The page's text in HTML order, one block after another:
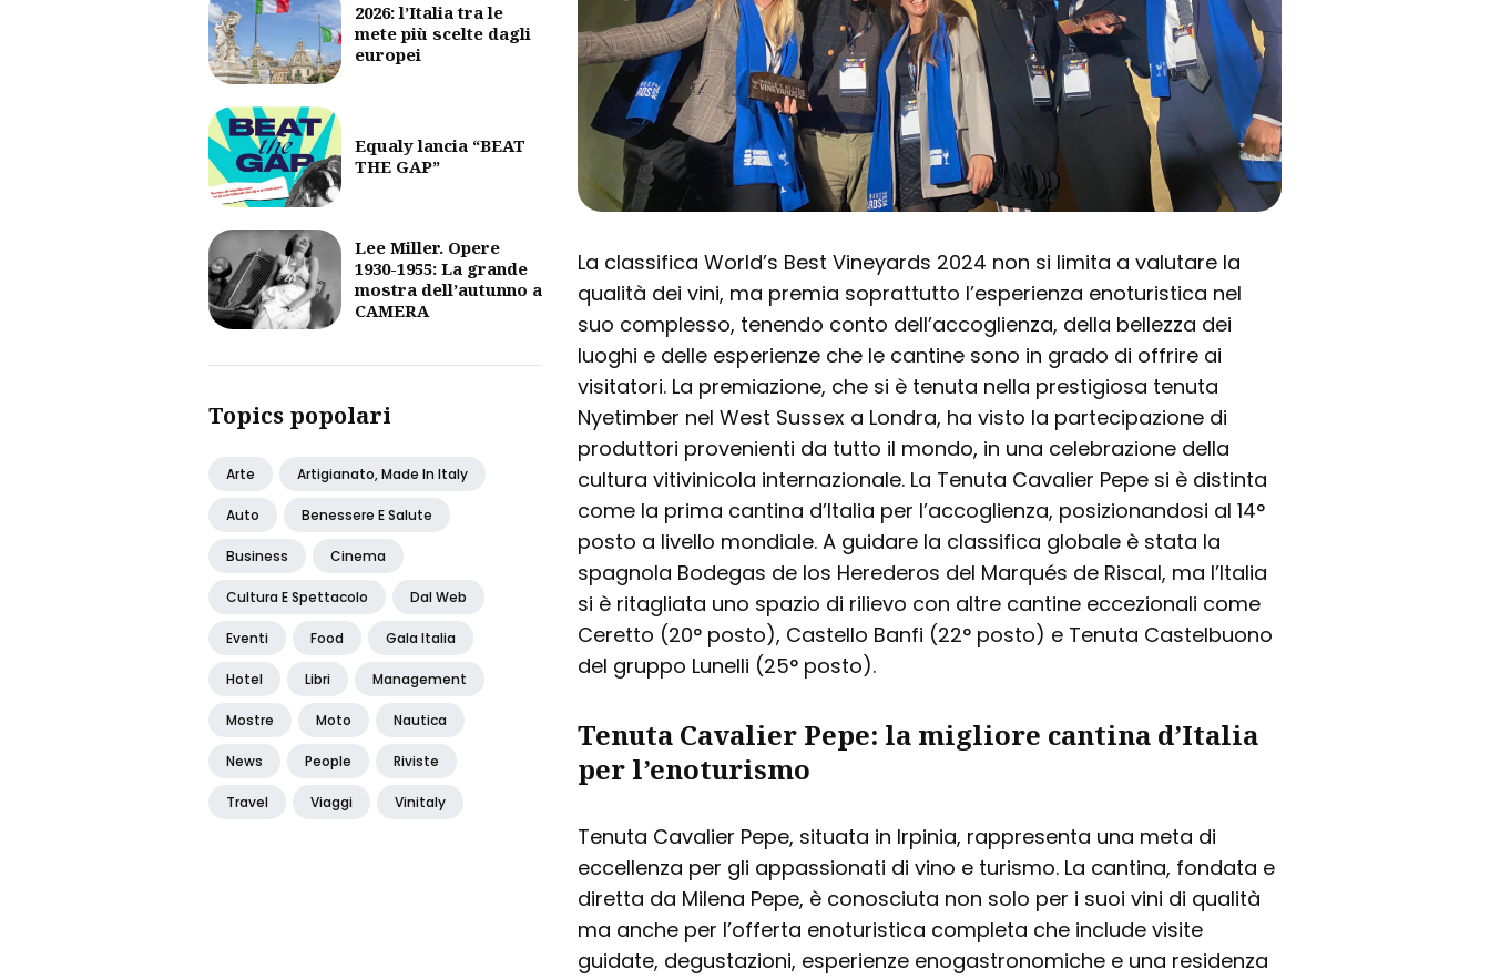
2026: l’Italia tra le
mete più scelte dagli
europei
Equaly lancia “BEAT
THE GAP”
Lee Miller. Opere
1930-1955: La grande
mostra dell’autunno a
CAMERA
Topics popolari
Arte Artigianato, Made In Italy
Auto Benessere E Salute
Business Cinema
Cultura E Spettacolo Dal Web
Eventi Food Gala Italia
Hotel Libri Management
Mostre Moto Nautica
News People Riviste
Travel Viaggi Vinitaly
La classifica World’s Best Vineyards 2024 non si limita a valutare la
qualità dei vini, ma premia soprattutto l’esperienza enoturistica nel
suo complesso, tenendo conto dell’accoglienza, della bellezza dei
luoghi e delle esperienze che le cantine sono in grado di offrire ai
visitatori. La premiazione, che si è tenuta nella prestigiosa tenuta
Nyetimber nel West Sussex a Londra, ha visto la partecipazione di
produttori provenienti da tutto il mondo, in una celebrazione della
cultura vitivinicola internazionale. La Tenuta Cavalier Pepe si è distinta
come la prima cantina d’Italia per l’accoglienza, posizionandosi al 14°
posto a livello mondiale. A guidare la classifica globale è stata la
spagnola Bodegas de los Herederos del Marqués de Riscal, ma l’Italia
si è ritagliata uno spazio di rilievo con altre cantine eccezionali come
Ceretto (20° posto), Castello Banfi (22° posto) e Tenuta Castelbuono
del gruppo Lunelli (25° posto).
Tenuta Cavalier Pepe: la migliore cantina d’Italia
per l’enoturismo
Tenuta Cavalier Pepe, situata in Irpinia, rappresenta una meta di
eccellenza per gli appassionati di vino e turismo. La cantina, fondata e
diretta da Milena Pepe, è conosciuta non solo per i suoi vini di qualità
ma anche per l’offerta enoturistica completa che include visite
guidate, degustazioni, esperienze enogastronomiche e una residenza